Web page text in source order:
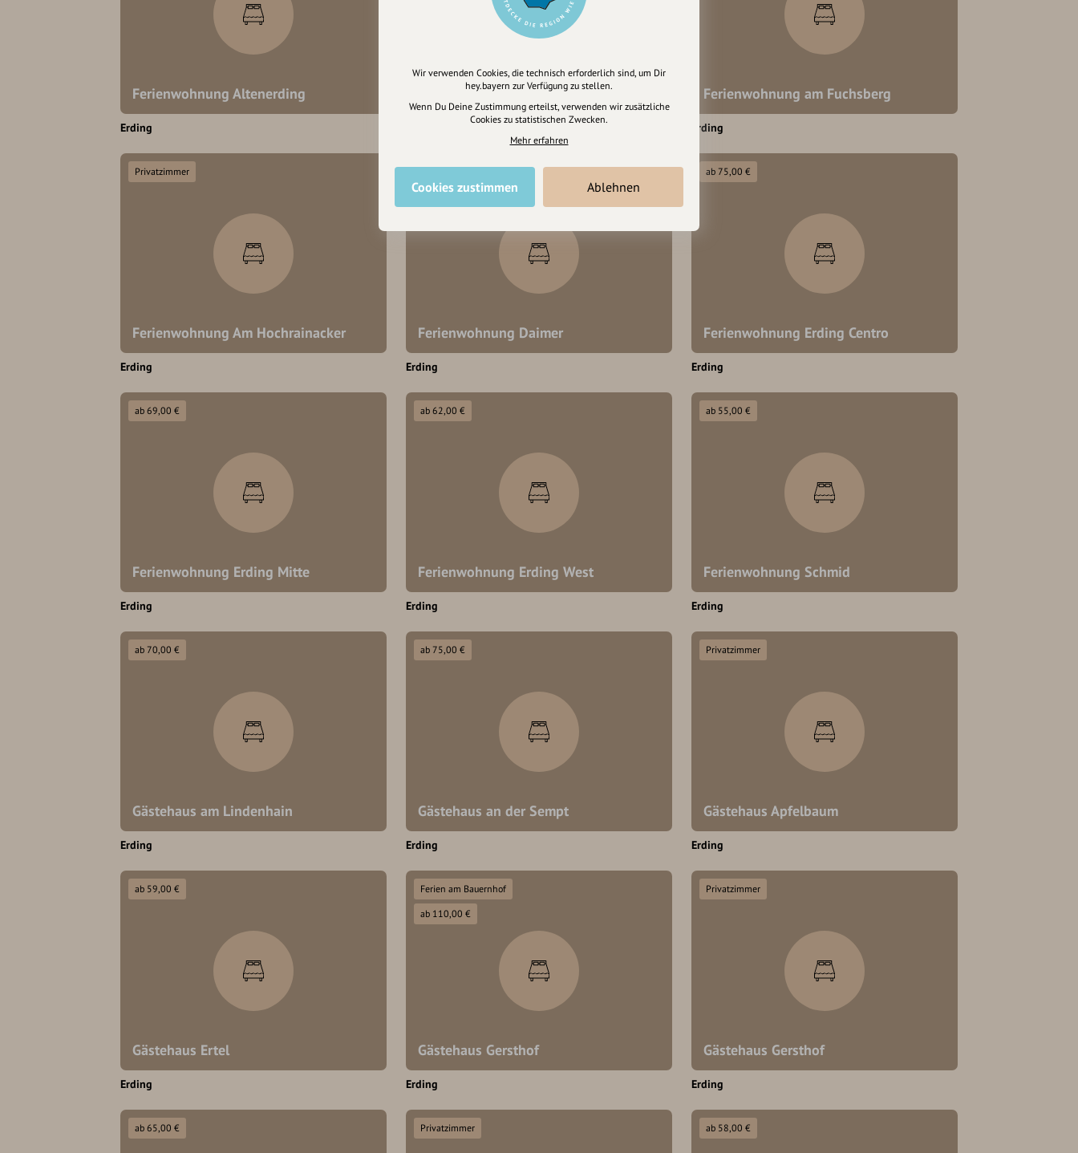
Ferienwohnung Altenerding
Erding
Ferienwohnung am Fehlbach Ferienwohnung am Fuchsberg
Erding
Ferienwohnung Am Hochrainacker
Privatzimmer
Erding
Ferienwohnung Daimer
ab 36,00 €
Erding
Ferienwohnung Erding Centro
ab 75,00 €
Erding
Ferienwohnung Erding Mitte
ab 69,00 €
Erding
Ferienwohnung Erding West
ab 62,00 €
Erding
Ferienwohnung Schmid
ab 55,00 €
Erding
Gästehaus am Lindenhain
ab 70,00 €
Erding
Gästehaus an der Sempt
ab 75,00 €
Erding
Gästehaus Apfelbaum
Privatzimmer
Erding
Gästehaus Ertel
ab 59,00 €
Erding
Gästehaus Gersthof
Ferien am Bauernhof
ab 110,00 €
Erding
Gästehaus Gersthof
Privatzimmer
Erding
ab 65,00 € Privatzimmer ab 58,00 €
Wir verwenden Cookies, die technisch erforderlich sind, um Dir
hey.bayern zur Verfügung zu stellen.
Wenn Du Deine Zustimmung erteilst, verwenden wir zusätzliche
Cookies zu statistischen Zwecken.
Mehr erfahren
Cookies zustimmen Ablehnen